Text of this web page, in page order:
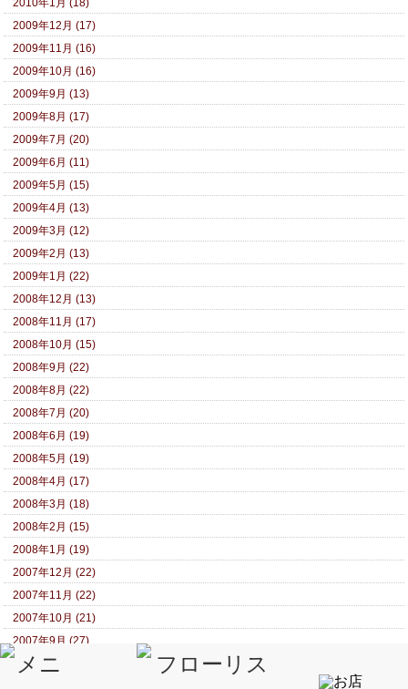
2010年1月 (18)
2009年12月 (17)
2009年11月 (16)
2009年10月 (16)
2009年9月 (13)
2009年8月 (17)
2009年7月 (20)
2009年6月 (11)
2009年5月 (15)
2009年4月 (13)
2009年3月 (12)
2009年2月 (13)
2009年1月 (22)
2008年12月 (13)
2008年11月 (17)
2008年10月 (15)
2008年9月 (22)
2008年8月 (22)
2008年7月 (20)
2008年6月 (19)
2008年5月 (19)
2008年4月 (17)
2008年3月 (18)
2008年2月 (15)
2008年1月 (19)
2007年12月 (22)
2007年11月 (22)
2007年10月 (21)
2007年9月 (27)
2007年8月 (28)